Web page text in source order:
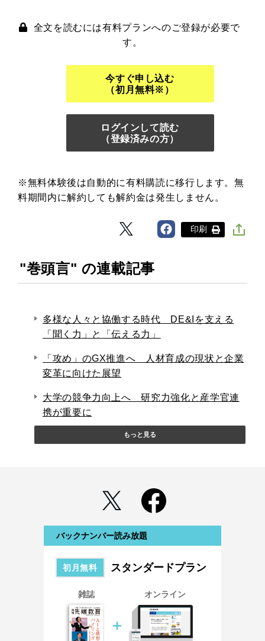
全文を読むには有料プランへのご登録が必要で
す。
今すぐ申し込む
（初月無料※）
ログインして読む
（登録済みの方）
※無料体験後は自動的に有料購読に移行します。無
料期間内に解約しても解約金は発生しません。
印刷
"巻頭言" の連載記事
多様な人々と協働する時代 DE&Iを支える
「聞く力」と「伝える力」
「攻め」のGX推進へ 人材育成の現状と企業
変革に向けた展望
大学の競争力向上へ 研究力強化と産学官連
携が重要に
もっと見る
バックナンバー読み放題
初月無料 スタンダードプラン
雑誌
＋
オンライン